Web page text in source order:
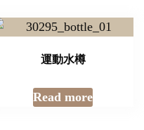
運動水樽
Read more